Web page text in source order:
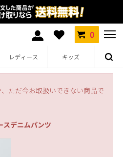
0
レディース キッズ
ただ今お取扱いできない商品で
スデニムパンツ